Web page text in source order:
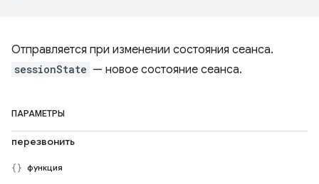
Отправляется при изменении состояния сеанса.
sessionState — новое состояние сеанса.
ПАРАМЕТРЫ
перезвонить
функция